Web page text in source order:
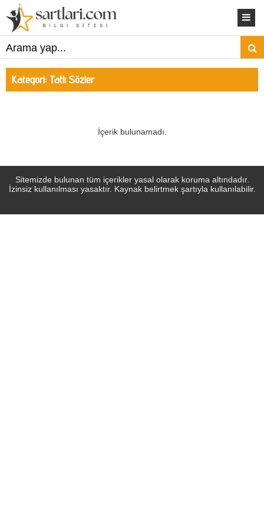
Kategori: Tatlı Sözler
İçerik bulunamadı.
Sitemizde bulunan tüm içerikler yasal olarak koruma altındadır.
İzinsiz kullanılması yasaktır. Kaynak belirtmek şartıyla kullanılabilir.